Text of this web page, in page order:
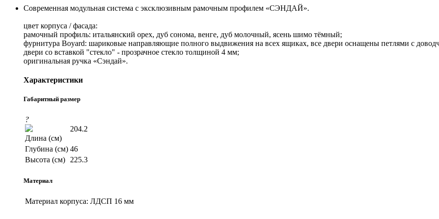
Современная модульная система с эксклюзивным рамочным профилем «СЭНДАЙ».
цвет корпуса / фасада:
рамочный профиль: итальянский орех, дуб сонома, венге, дуб молочный, ясень шимо тёмный;
фурнитура Boyard: шариковые направляющие полного выдвижения на всех ящиках, все двери оснащены петлями с
двери со вставкой "стекло" - прозрачное стекло толщиной 4 мм;
оригинальная ручка «Сэндай».
Характеристики
Габаритный размер
?
Длина (см)
204.2
Глубина (см) 46
Высота (см) 225.3
Материал
Материал корпуса: ЛДСП 16 мм